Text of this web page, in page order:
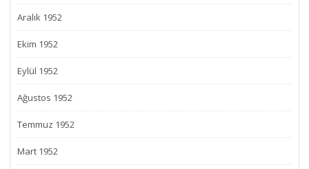
Aralık 1952
Ekim 1952
Eylül 1952
Ağustos 1952
Temmuz 1952
Mart 1952